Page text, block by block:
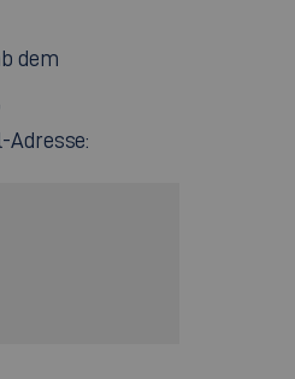
dem
Adresse: